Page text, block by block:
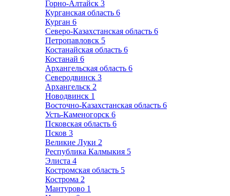
Горно-Алтайск 3
Курганская область 6
Курган 6
Северо-Казахстанская область 6
Петропавловск 5
Костанайская область 6
Костанай 6
Архангельская область 6
Северодвинск 3
Архангельск 2
Новодвинск 1
Восточно-Казахстанская область 6
Усть-Каменогорск 6
Псковская область 6
Псков 3
Великие Луки 2
Республика Калмыкия 5
Элиста 4
Костромская область 5
Кострома 2
Мантурово 1